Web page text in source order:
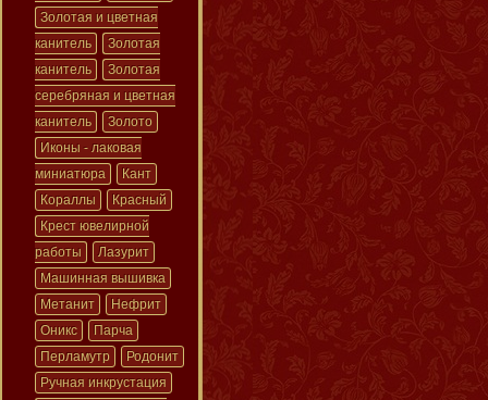
Золотая и цветная
канитель
Золотая
канитель
Золотая
серебряная и цветная
канитель
Золото
Иконы - лаковая
миниатюра
Кант
Кораллы
Красный
Крест ювелирной
работы
Лазурит
Машинная вышивка
Метанит
Нефрит
Оникс
Парча
Перламутр
Родонит
Ручная инкрустация